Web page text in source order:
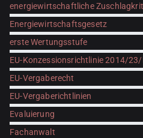
energiewirtschaftliche
Energiewirtschaftsgesetz
erste Wertungsstufe
EU-Konzessionsrichtlinie 2014/23/
EU-Vergaberecht
EU-Vergaberichtlinien
Evaluierung
Fachanwalt